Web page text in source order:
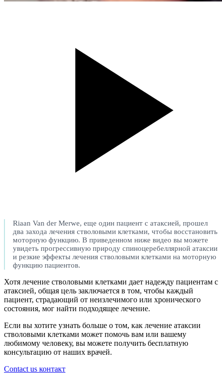
Riaan Van der Merwe, еще один пациент с атаксией, прошел
два захода лечения стволовыми клетками, чтобы восстановить
моторную функцию. В приведенном ниже видео вы можете
увидеть прогрессивную природу спиноцеребеллярной атаксии
и резкие эффекты лечения стволовыми клетками на моторную
функцию пациентов.
Хотя лечение стволовыми клетками дает надежду пациентам с
атаксией, общая цель заключается в том, чтобы каждый
пациент, страдающий от неизлечимого или хронического
состояния, мог найти подходящее лечение.
Если вы хотите узнать больше о том, как лечение атаксии
стволовыми клетками может помочь вам или вашему
любимому человеку, вы можете получить бесплатную
консультацию от наших врачей.
Contact us контакт